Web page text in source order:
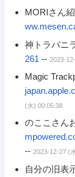
MORIさん
神トラバニ
261 -- 2023-
Magic
(水) 00:05:38
のここさん
-- 2023-12-27 (
自分の旧表